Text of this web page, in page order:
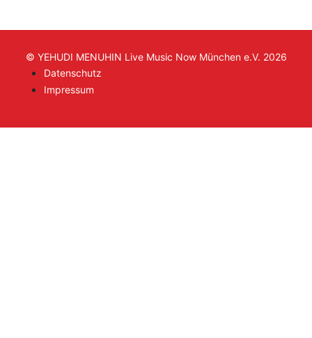
© YEHUDI MENUHIN Live Music Now München e.V. 2026
Datenschutz
Impressum